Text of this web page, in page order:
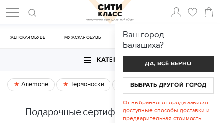
ЖЕНСКАЯ ОБУВЬ МУЖСКАЯ ОБУВЬ CУМКИ
КАТЕГОРИИ
Anemone Термоноски Спецпредложение
Подарочные сертификаты в Балашихе
Ваш город —
Балашиха?
ДА, ВСЁ ВЕРНО
ВЫБРАТЬ ДРУГОЙ ГОРОД
От выбранного города зависят
доступные способы доставки и
предварительная стоимость.